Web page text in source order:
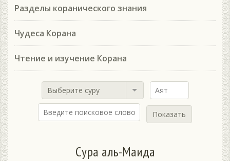
Разделы коранического знания
Чудеса Корана
Чтение и изучение Корана
Выберите суру
Показать
Сура аль-Маида